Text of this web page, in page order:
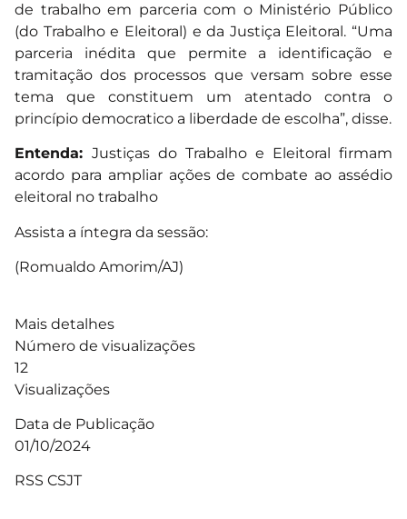
de trabalho em parceria com o Ministério Público
(do Trabalho e Eleitoral) e da Justiça Eleitoral. “Uma
parceria inédita que permite a identificação e
tramitação dos processos que versam sobre esse
tema que constituem um atentado contra o
princípio democratico a liberdade de escolha”, disse.
Entenda: Justiças do Trabalho e Eleitoral firmam
acordo para ampliar ações de combate ao assédio
eleitoral no trabalho
Assista a íntegra da sessão:
(Romualdo Amorim/AJ)
Mais detalhes
Número de visualizações
12
Visualizações
Data de Publicação
01/10/2024
RSS CSJT